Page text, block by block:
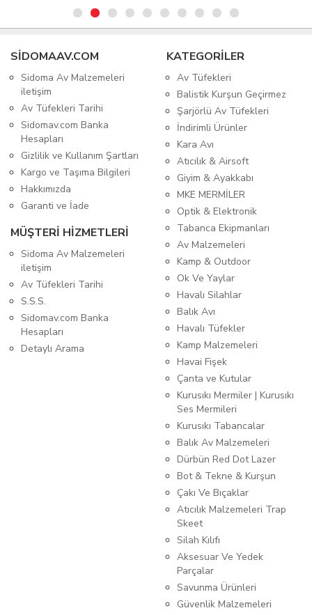
SIDOMAAV.COM
Sidoma Av Malzemeleri
iletişim
Av Tüfekleri Tarihi
Sidomav.com Banka
Hesapları
Gizlilik ve Kullanım Şartları
Kargo ve Taşıma Bilgileri
Hakkımızda
Garanti ve İade
MÜŞTERİ HİZMETLERİ
Sidoma Av Malzemeleri
iletişim
Av Tüfekleri Tarihi
S.S.S.
Sidomav.com Banka
Hesapları
Detaylı Arama
KATEGORİLER
Av Tüfekleri
Balistik Kurşun Geçirmez
Şarjörlü Av Tüfekleri
İndirimli Ürünler
Kara Avı
Atıcılık & Airsoft
Giyim & Ayakkabı
MKE MERMİLER
Optik & Elektronik
Tabanca Ekipmanları
Av Malzemeleri
Kamp & Outdoor
Ok Ve Yaylar
Havalı Silahlar
Balık Avı
Havalı Tüfekler
Kamp Malzemeleri
Havai Fişek
Çanta ve Kutular
Kurusıkı Mermiler | Kurusıkı
Ses Mermileri
Kurusıkı Tabancalar
Balık Av Malzemeleri
Dürbün Red Dot Lazer
Bot & Tekne & Kurşun
Çakı Ve Bıçaklar
Atıcılık Malzemeleri Trap
Skeet
Silah Kılıfı
Aksesuar Ve Yedek
Parçalar
Savunma Ürünleri
Güvenlik Malzemeleri